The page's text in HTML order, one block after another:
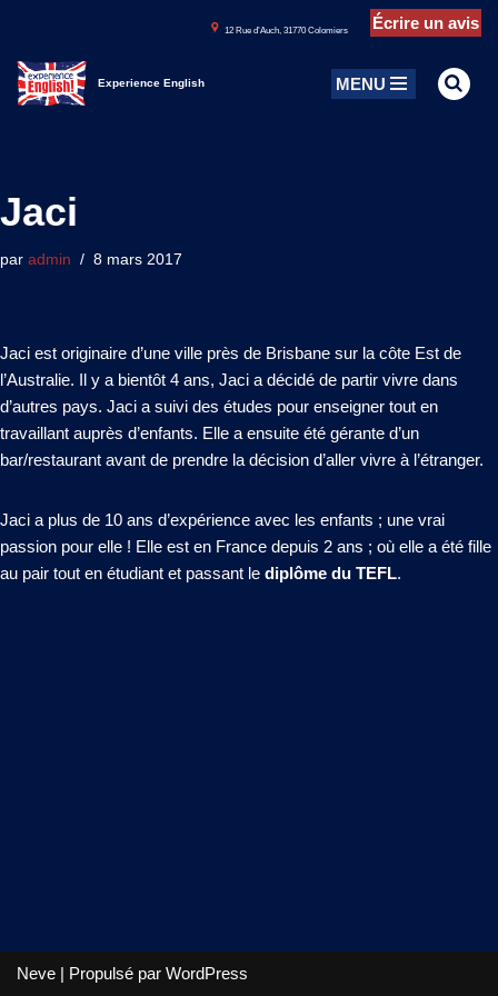
Aller
au
12 Rue d’Auch, 31770 Colomiers Écrire un avis
Experience English MENU
Jaci
par admin 8 mars 2017
Jaci est originaire d’une ville près de Brisbane sur la côte Est de
l’Australie. Il y a bientôt 4 ans, Jaci a décidé de partir vivre dans
d’autres pays. Jaci a suivi des études pour enseigner tout en
travaillant auprès d’enfants. Elle a ensuite été gérante d’un
bar/restaurant avant de prendre la décision d’aller vivre à l’étranger.
Jaci a plus de 10 ans d’expérience avec les enfants ; une vrai
passion pour elle ! Elle est en France depuis 2 ans ; où elle a été fille
au pair tout en étudiant et passant le diplôme du TEFL.
Neve | Propulsé par WordPress